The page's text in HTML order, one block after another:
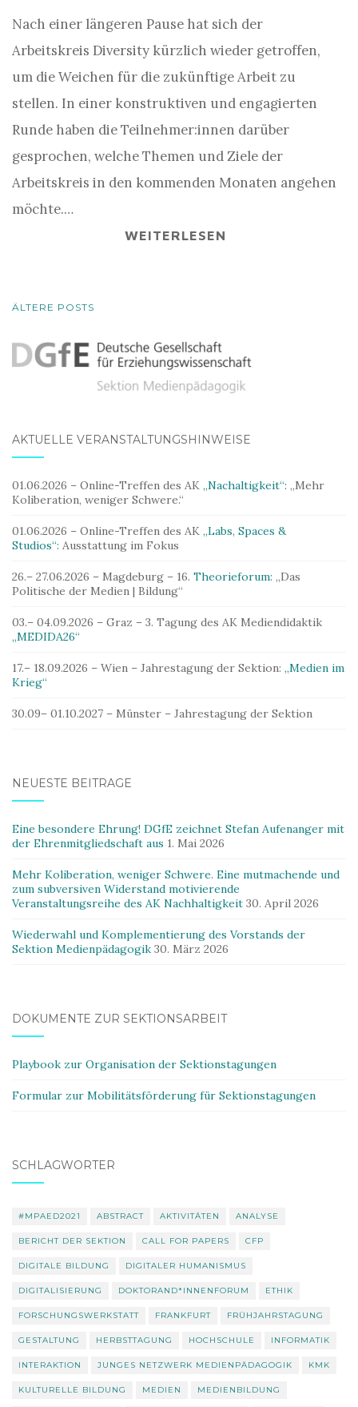
Nach einer längeren Pause hat sich der
Arbeitskreis Diversity kürzlich wieder getroffen,
um die Weichen für die zukünftige Arbeit zu
stellen. In einer konstruktiven und engagierten
Runde haben die Teilnehmer:innen darüber
gesprochen, welche Themen und Ziele der
Arbeitskreis in den kommenden Monaten angehen
möchte.…
WEITERLESEN
BEITRAGSNAVIGATION
ÄLTERE POSTS
AKTUELLE VERANSTALTUNGSHINWEISE
01.06.2026 – Online-Treffen des AK „Nachaltigkeit“: „Mehr
Koliberation, weniger Schwere.“
01.06.2026 – Online-Treffen des AK „Labs, Spaces &
Studios“: Ausstattung im Fokus
26.– 27.06.2026 – Magdeburg – 16. Theorieforum: „Das
Politische der Medien | Bildung“
03.– 04.09.2026 – Graz – 3. Tagung des AK Mediendidaktik
„MEDIDA26“
17.– 18.09.2026 – Wien – Jahrestagung der Sektion: „Medien im
Krieg“
30.09– 01.10.2027 – Münster – Jahrestagung der Sektion
NEUESTE BEITRÄGE
Eine besondere Ehrung! DGfE zeichnet Stefan Aufenanger mit
der Ehrenmitgliedschaft aus 1. Mai 2026
Mehr Koliberation, weniger Schwere. Eine mutmachende und
zum subversiven Widerstand motivierende
Veranstaltungsreihe des AK Nachhaltigkeit 30. April 2026
Wiederwahl und Komplementierung des Vorstands der
Sektion Medienpädagogik 30. März 2026
DOKUMENTE ZUR SEKTIONSARBEIT
Playbook zur Organisation der Sektionstagungen
Formular zur Mobilitätsförderung für Sektionstagungen
SCHLAGWÖRTER
#MPAED2021 ABSTRACT AKTIVITÄTEN ANALYSE
BERICHT DER SEKTION CALL FOR PAPERS CFP
DIGITALE BILDUNG DIGITALER HUMANISMUS
DIGITALISIERUNG DOKTORAND*INNENFORUM ETHIK
FORSCHUNGSWERKSTATT FRANKFURT FRÜHJAHRSTAGUNG
GESTALTUNG HERBSTTAGUNG HOCHSCHULE INFORMATIK
INTERAKTION JUNGES NETZWERK MEDIENPÄDAGOGIK KMK
KULTURELLE BILDUNG MEDIEN MEDIENBILDUNG